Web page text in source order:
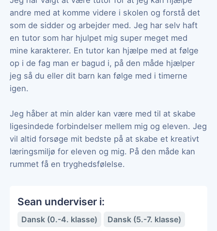
andre med at komme videre i skolen og forstå det
som de sidder og arbejder med. Jeg har selv haft
en tutor som har hjulpet mig super meget med
mine karakterer. En tutor kan hjælpe med at følge
op i de fag man er bagud i, på den måde hjælper
jeg så du eller dit barn kan følge med i timerne
igen.
Jeg håber at min alder kan være med til at skabe
ligesindede forbindelser mellem mig og eleven. Jeg
vil altid forsøge mit bedste på at skabe et kreativt
læringsmiljø for eleven og mig. På den måde kan
rummet få en tryghedsfølelse.
Sean underviser i:
Dansk (0.-4. klasse)
Dansk (5.-7. klasse)